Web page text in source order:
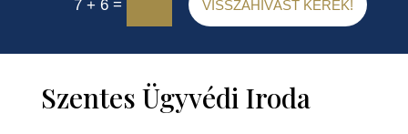
7 + 6 = VISSZAHÍVÁST KÉREK!
Szentes Ügyvédi Iroda